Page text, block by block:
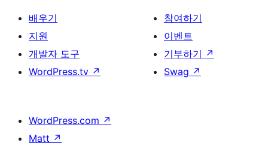
배우기
지원
개발자 도구
WordPress.tv ↗
참여하기
이벤트
기부하기 ↗
Swag ↗
WordPress.com ↗
Matt ↗